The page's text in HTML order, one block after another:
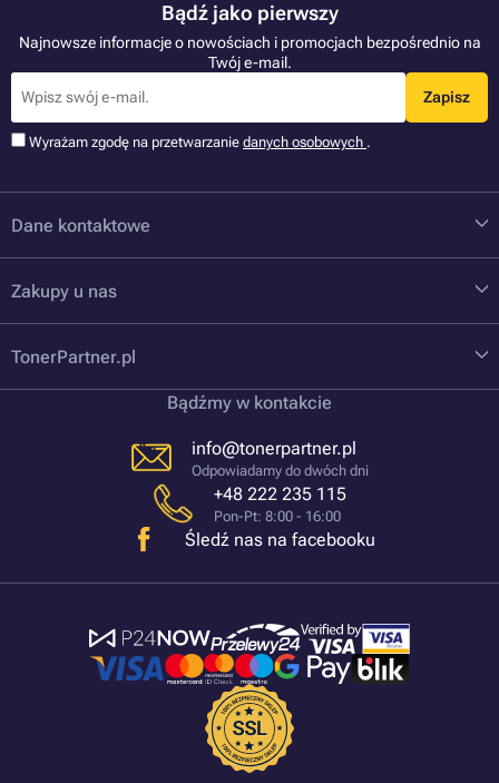
Bądź jako pierwszy
Najnowsze informacje o nowościach i promocjach bezpośrednio na
Twój e-mail.
Zapisz
Wyrażam zgodę na przetwarzanie danych osobowych .
Dane kontaktowe
Zakupy u nas
TonerPartner.pl
Bądźmy w kontakcie
info@tonerpartner.pl
Odpowiadamy do dwóch dni
+48 222 235 115
Pon-Pt: 8:00 - 16:00
Śledź nas na facebooku